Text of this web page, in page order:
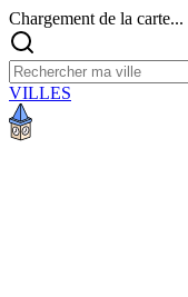
Chargement de la carte...
VILLES